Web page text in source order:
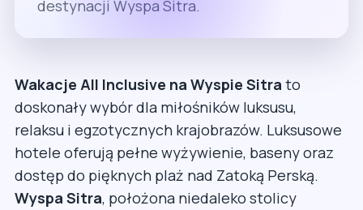
destynacji Wyspa Sitra.
Wakacje All Inclusive na Wyspie Sitra to
doskonały wybór dla miłośników luksusu,
relaksu i egzotycznych krajobrazów. Luksusowe
hotele oferują pełne wyżywienie, baseny oraz
dostęp do pięknych plaż nad Zatoką Perską.
Wyspa Sitra, położona niedaleko stolicy